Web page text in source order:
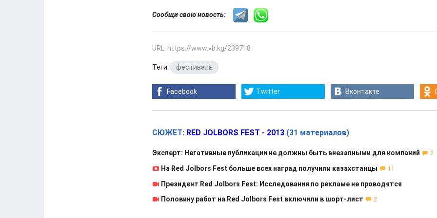
Сообщи свою новость:
URL: https://www.vb.kg/239718
Теги: фестиваль
Facebook Twitter Вконтакте
СЮЖЕТ: RED JOLBORS FEST - 2013 (31 материалов)
Эксперт: Негативные публикации не должны быть внезапными для компаний 2
На Red Jolbors Fest больше всех наград получили казахстанцы 11
Президент Red Jolbors Fest: Исследования по рекламе не проводятся
Половину работ на Red Jolbors Fest включили в шорт-лист
2